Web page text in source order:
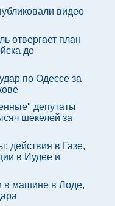
видео
отвергает план
до
по Одессе за
депутаты
шекелей за
действия в Газе,
в Иудее и
в машине в Лоде,